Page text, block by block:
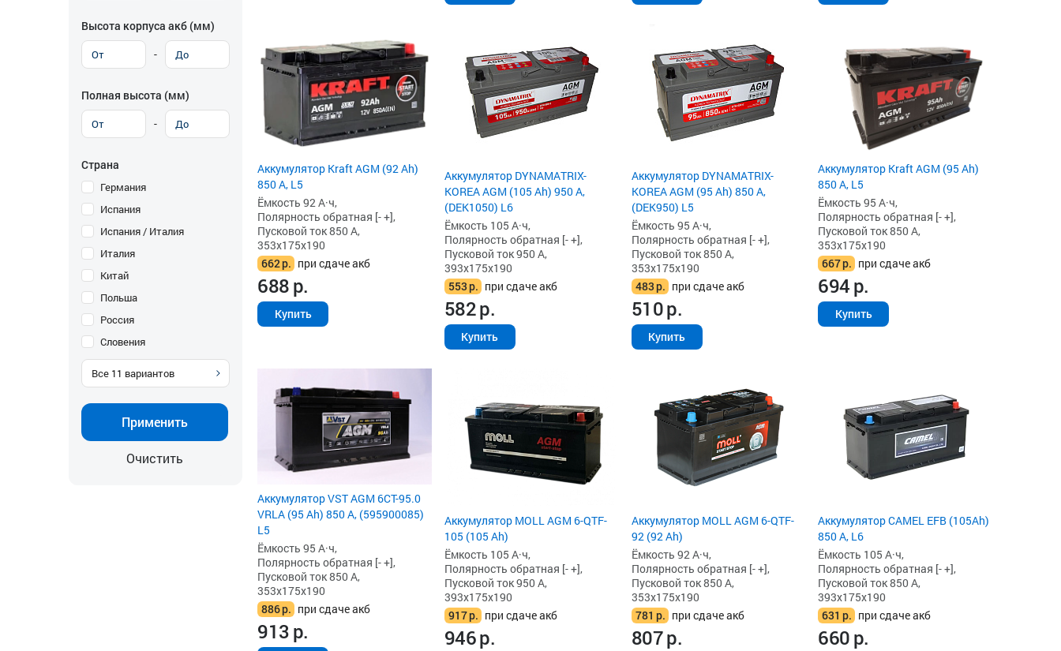
Высота корпуса акб (мм)
-
Полная высота (мм)
-
Страна
Германия
Испания
Испания / Италия
Италия
Китай
Польша
Россия
Словения
Все 11 вариантов
Применить
Очистить
Аккумулятор Kraft AGM (92 Ah)
850 А, L5
Ёмкость 92 А·ч,
Полярность обратная [- +],
Пусковой ток 850 А,
353x175x190
662р. при сдаче акб
688р.
Купить
Аккумулятор DYNAMATRIX-
KOREA AGM (105 Ah) 950 А,
(DEK1050) L6
Ёмкость 105 А·ч,
Полярность обратная [- +],
Пусковой ток 950 А,
393x175x190
553р. при сдаче акб
582р.
Купить
Аккумулятор DYNAMATRIX-
KOREA AGM (95 Ah) 850 А,
(DEK950) L5
Ёмкость 95 А·ч,
Полярность обратная [- +],
Пусковой ток 850 А,
353x175x190
483р. при сдаче акб
510р.
Купить
Аккумулятор Kraft AGM (95 Ah)
850 А, L5
Ёмкость 95 А·ч,
Полярность обратная [- +],
Пусковой ток 850 А,
353x175x190
667р. при сдаче акб
694р.
Купить
Аккумулятор VST AGM 6СТ-95.0
VRLA (95 Ah) 850 А, (595900085)
L5
Ёмкость 95 А·ч,
Полярность обратная [- +],
Пусковой ток 850 А,
353x175x190
886р. при сдаче акб
913р.
Аккумулятор MOLL AGM 6-QTF-
105 (105 Ah)
Ёмкость 105 А·ч,
Полярность обратная [- +],
Пусковой ток 950 А,
393x175x190
917р. при сдаче акб
946р.
Аккумулятор MOLL AGM 6-QTF-
92 (92 Ah)
Ёмкость 92 А·ч,
Полярность обратная [- +],
Пусковой ток 850 А,
353x175x190
781 р. при сдаче акб
807р.
Аккумулятор CAMEL EFB (105Ah)
850 А, L6
Ёмкость 105 А·ч,
Полярность обратная [- +],
Пусковой ток 850 А,
393x175x190
631 р. при сдаче акб
660р.